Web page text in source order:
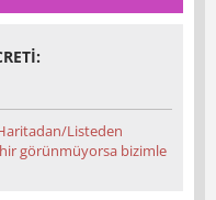
Listeden
görünmüyorsa bizimle